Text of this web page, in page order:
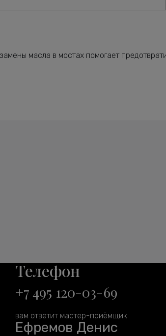
масла в мостах помогает
Телефон
+7 495 120-03-69
вам ответит мастер-приёмщик
Ефремов Денис